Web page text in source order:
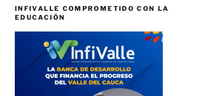
INFIVALLE COMPROMETIDO CON LA
EDUCACIÓN